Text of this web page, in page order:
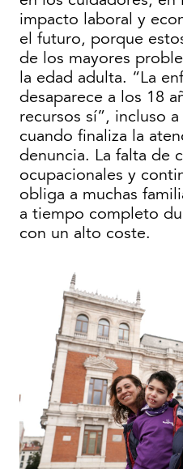
impacto laboral y
el futuro, porque
de los mayores
la edad adulta. “La
desaparece a los 18
recursos sí”, incluso
cuando finaliza la
denuncia. La falta de
ocupacionales y
obliga a muchas
a tiempo completo
con un alto coste.